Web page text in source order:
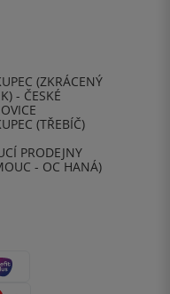
(ZKRÁCENÝ
- ČESKÉ
(TŘEBÍČ)
PRODEJNY
- OC HANÁ)